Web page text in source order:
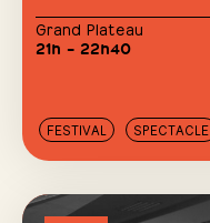
Grand Plateau
21h – 22h40
FESTIVAL SPECTACLE